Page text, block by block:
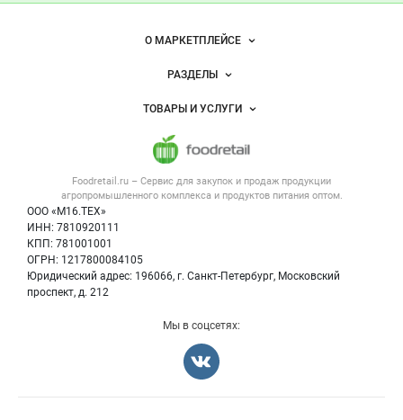
— продукты
Важные разделы и контакты
Foodretail.ru – Сервис для закупок и продаж продукции
агропромышленного комплекса и продуктов питания оптом.
ООО «М16.ТЕХ»
ИНН: 7810920111
КПП: 781001001
ОГРН: 1217800084105
Юридический адрес: 196066, г. Санкт-Петербург, Московский
проспект, д. 212
Навигация по сайтуО МАРКЕТПЛЕЙСЕ
Новости Foodretail.ru
Размещение рекламы
Публичная оферта
Контактная информация
Политика обработки персональных данных
РАЗДЕЛЫ
Объявления
Новости рынка
Вакансии
ТОВАРЫ И УСЛУГИ
Напитки, соки, вода
Оборудование для пищепрома
Информация о компаниях
Мы в соцсетях: